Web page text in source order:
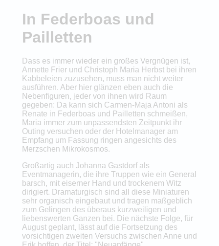
In Federboas und
Pailletten
Dass es immer wieder ein großes Vergnügen ist,
Annette Frier und Christoph Maria Herbst bei ihren
Kabbeleien zuzusehen, muss man nicht weiter
ausführen. Aber hier glänzen eben auch die
Nebenfiguren, jeder von ihnen wird Raum
gegeben: Da kann sich Carmen-Maja Antoni als
Renate in Federboas und Pailletten schmeißen,
Maria immer zum unpassendsten Zeitpunkt ihr
Outing versuchen oder der Hotelmanager am
Empfang um Fassung ringen angesichts des
Merzschen Mikrokosmos.
Großartig auch Johanna Gastdorf als
Eventmanagerin, die ihre Truppen wie ein General
barsch, mit eiserner Hand und trockenem Witz
dirigiert. Dramaturgisch sind all diese Miniaturen
sehr organisch eingebaut und tragen maßgeblich
zum Gelingen des überaus kurzweiligen und
liebenswerten Ganzen bei. Die nächste Folge, für
August geplant, lässt auf die Fortsetzung des
vorsichtigen zweiten Versuchs zwischen Anne und